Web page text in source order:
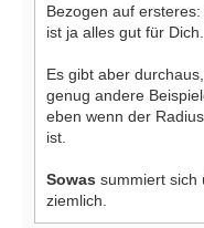
Bezogen auf
ist ja alles gut für Dich.
Es gibt aber
genug andere
eben wenn der
ist.
Sowas summiert sich
ziemlich.